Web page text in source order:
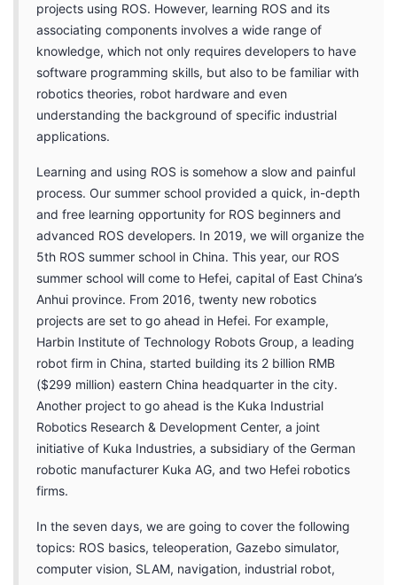
projects using ROS. However, learning ROS and its
associating components involves a wide range of
knowledge, which not only requires developers to have
software programming skills, but also to be familiar with
robotics theories, robot hardware and even
understanding the background of specific industrial
applications.
Learning and using ROS is somehow a slow and painful
process. Our summer school provided a quick, in-depth
and free learning opportunity for ROS beginners and
advanced ROS developers. In 2019, we will organize the
5th ROS summer school in China. This year, our ROS
summer school will come to Hefei, capital of East China’s
Anhui province. From 2016, twenty new robotics
projects are set to go ahead in Hefei. For example,
Harbin Institute of Technology Robots Group, a leading
robot firm in China, started building its 2 billion RMB
($299 million) eastern China headquarter in the city.
Another project to go ahead is the Kuka Industrial
Robotics Research & Development Center, a joint
initiative of Kuka Industries, a subsidiary of the German
robotic manufacturer Kuka AG, and two Hefei robotics
firms.
In the seven days, we are going to cover the following
topics: ROS basics, teleoperation, Gazebo simulator,
computer vision, SLAM, navigation, industrial robot,